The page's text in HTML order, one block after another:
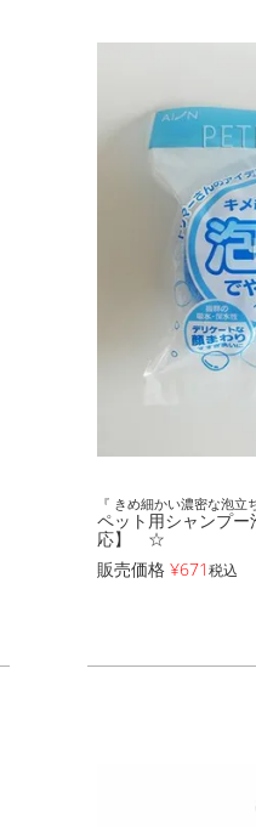
『 きめ細かい濃密な泡立
ペット用シャンプ
応】 ☆
販売価格 ¥671税込